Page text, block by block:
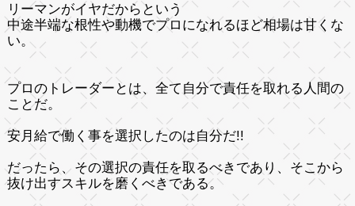
リーマンがイヤだからという
中途半端な根性や動機でプロになれるほど相場は甘くな
い。
プロのトレーダーとは、全て自分で責任を取れる人間の
ことだ。
安月給で働く事を選択したのは自分だ!!
だったら、その選択の責任を取るべきであり、そこから
抜け出すスキルを磨くべきである。